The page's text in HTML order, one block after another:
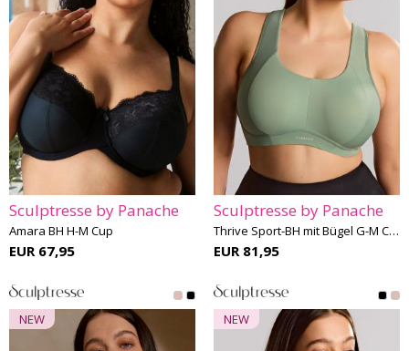
Sculptresse by Panache
Amara BH H-M Cup
EUR 67,95
Sculptresse by Panache
Thrive Sport-BH mit Bügel G-M Cup
EUR 81,95
NEW NEW